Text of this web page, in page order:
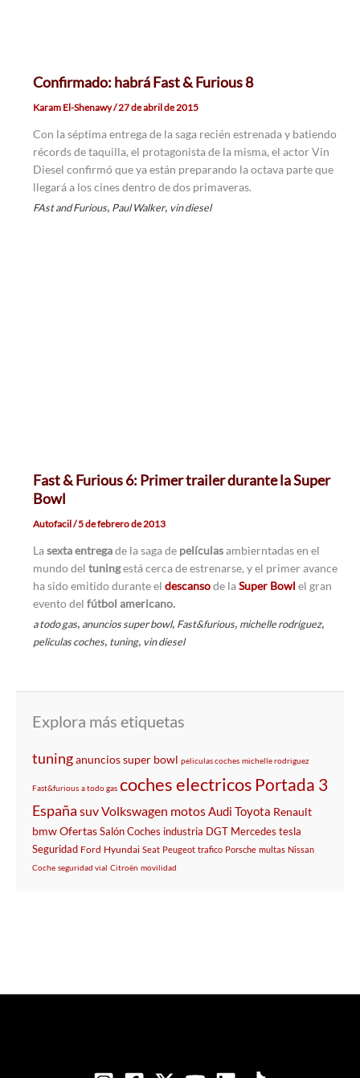
Confirmado: habrá Fast & Furious 8
Karam El-Shenawy/27 de abril de 2015
Con la séptima entrega de la saga recién estrenada y batiendo
récords de taquilla, el protagonista de la misma, el actor Vin
Diesel confirmó que ya están preparando la octava parte que
llegará a los cines dentro de dos primaveras.
FAst and Furious, Paul Walker, vin diesel
Fast & Furious 6: Primer trailer durante la Super
Bowl
Autofacil/5 de febrero de 2013
Lasexta entregade la saga de películasambierntadas en el
mundo del tuningestá cerca de estrenarse, y el primer avance
ha sido emitido durante el descansode laSuper Bowl el gran
evento del fútbol americano.
a todo gas, anuncios super bowl, Fast&furious, michelle rodriguez,
peliculas coches, tuning, vin diesel
Explora más etiquetas
tuninganuncios super bowl peliculas coches michelle rodriguez
Fast&furious a todo gas coches electricos Portada 3
España suvVolkswagen motosAudi Toyota Renault
bmwOfertasSalónCoches industria DGT Mercedes tesla
Seguridad Ford Hyundai Seat Peugeot trafico Porsche multas Nissan
Coche seguridad vial Citroën movilidad